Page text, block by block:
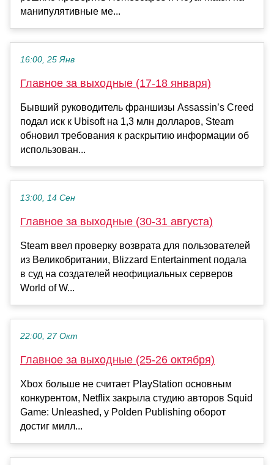
манипулятивные ме...
16:00, 25 Янв
Главное за выходные (17-18 января)
Бывший руководитель франшизы Assassin’s Creed
подал иск к Ubisoft на 1,3 млн долларов, Steam
обновил требования к раскрытию информации об
использован...
13:00, 14 Сен
Главное за выходные (30-31 августа)
Steam ввел проверку возврата для пользователей
из Великобритании, Blizzard Entertainment подала
в суд на создателей неофициальных серверов
World of W...
22:00, 27 Окт
Главное за выходные (25-26 октября)
Xbox больше не считает PlayStation основным
конкурентом, Netflix закрыла студию авторов Squid
Game: Unleashed, у Polden Publishing оборот
достиг милл...